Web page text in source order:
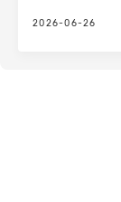
2026-06-26